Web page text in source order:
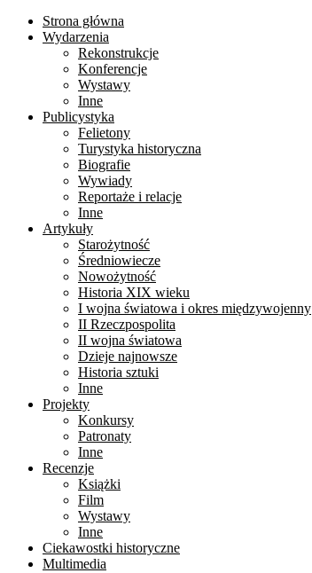
Strona główna
Wydarzenia
Rekonstrukcje
Konferencje
Wystawy
Inne
Publicystyka
Felietony
Turystyka historyczna
Biografie
Wywiady
Reportaże i relacje
Inne
Artykuły
Starożytność
Średniowiecze
Nowożytność
Historia XIX wieku
I wojna światowa i okres międzywojenny
II Rzeczpospolita
II wojna światowa
Dzieje najnowsze
Historia sztuki
Inne
Projekty
Konkursy
Patronaty
Inne
Recenzje
Książki
Film
Wystawy
Inne
Ciekawostki historyczne
Multimedia